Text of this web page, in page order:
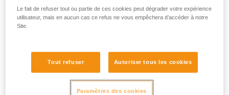
Le fait de refuser tout ou partie de ces cookies peut dégrader votre expérience
utilisateur, mais en aucun cas ce refus ne vous empêchera d’accéder à notre
Site.
Tout refuser Autoriser tous les cookies
Paramètres des cookies